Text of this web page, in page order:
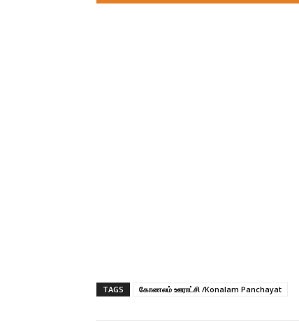
TAGS கோணலம் ஊராட்சி /Konalam Panchayat